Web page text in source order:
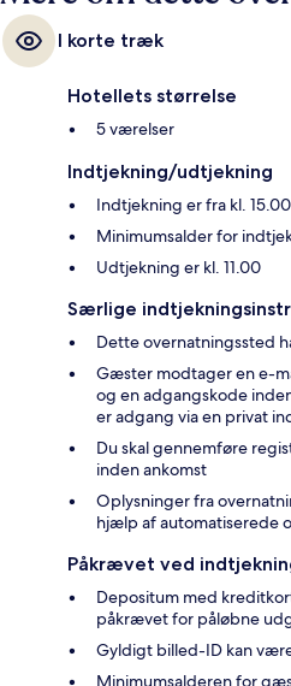
I korte træk
Hotellets størrelse
5 værelser
Indtjekning/udtjekning
Indtjekning er fra kl.
Minimumsalder for
Udtjekning er kl. 11.00
Særlige
Dette overnatningssted
Gæster modtager en e-
og en adgangskode
er adgang via en privat
Du skal gennemføre
inden ankomst
Oplysninger fra
hjælp af automatiserede
Påkrævet ved
Depositum med
påkrævet for påløbne
Gyldigt billed-ID kan
Minimumsalderen for